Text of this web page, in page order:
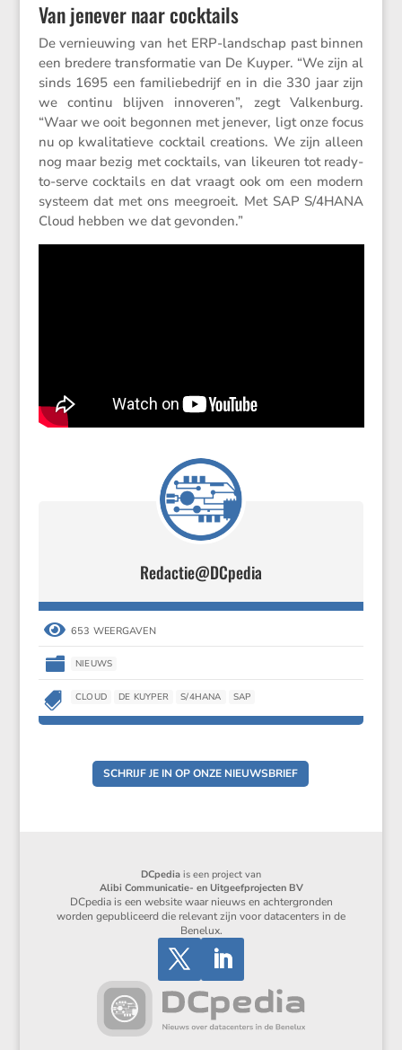
Van jenever naar cocktails
De vernieu­wing van het ERP-landschap past binnen
een bredere trans­for­matie van De Kuyper. “We zijn al
sinds 1695 een familie­be­drijf en in die 330 jaar zijn
we continu blijven innoveren”, zegt Valken­burg.
“Waar we ooit begonnen met jenever, ligt onze focus
nu op kwali­ta­tieve cocktail creations. We zijn alleen
nog maar bezig met cocktails, van likeuren tot ready-
to-serve cocktails en dat vraagt ook om een modern
systeem dat met ons meegroeit. Met SAP S/​4HANA
Cloud hebben we dat gevonden.”
Redactie@DCpedia
 653 WEERGAVEN
 NIEUWS
 CLOUD DE KUYPER S/4HANA SAP
SCHRIJF JE IN OP ONZE NIEUWSBRIEF
DCpedia is een project van
Alibi Communicatie- en Uitgeefprojecten BV
DCpedia is een website waar nieuws en achtergronden
worden gepubliceerd die relevant zijn voor datacenters in de
Benelux.